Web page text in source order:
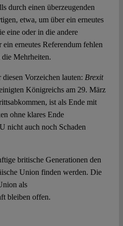
durch einen überzeugenden
etwa, um über ein erneutes
eine oder in die andere
erneutes Referendum fehlen
Mehrheiten.
Vorzeichen lauten: Brexit
Königreichs am 29. März
ist als Ende mit
ohne klares Ende
nicht auch noch Schaden
britische Generationen den
Union finden werden. Die
als
bleiben offen.